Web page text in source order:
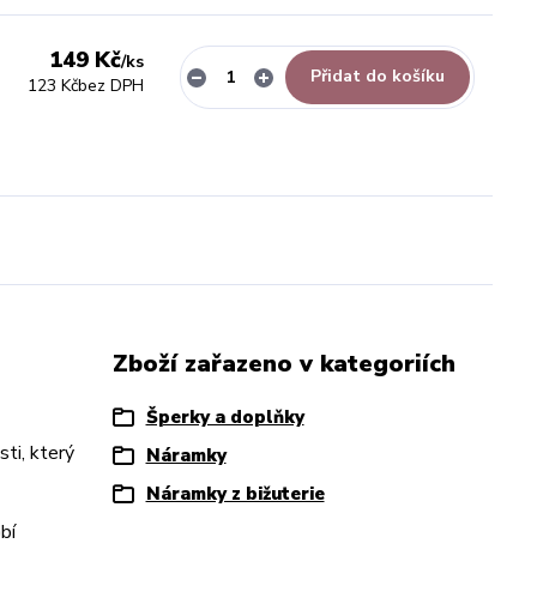
149 Kč/ks
123 Kčbez DPH Přidat do košíku
který
Zboží zařazeno v kategoriích
Šperky a doplňky
Náramky
Náramky z bižuterie